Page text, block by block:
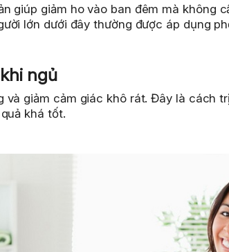
giúp giảm ho vào ban đêm mà không
lớn dưới đây thường được áp dụng
ngủ
và giảm cảm giác khô rát. Đây là cách
khá tốt.